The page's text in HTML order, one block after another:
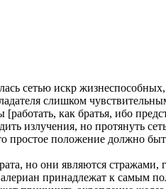
сетью искр
слишком
как братья, ибо
излучения, но протянуть
положение должно
но они являются стражами,
принадлежат к самым